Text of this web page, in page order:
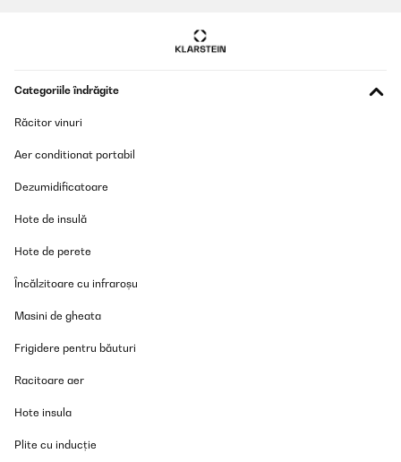
Categoriile îndrăgite
Răcitor vinuri
Aer conditionat portabil
Dezumidificatoare
Hote de insulă
Hote de perete
Încălzitoare cu infraroșu
Masini de gheata
Frigidere pentru băuturi
Racitoare aer
Hote insula
Plite cu inducție